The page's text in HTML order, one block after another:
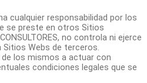
cualquier responsabilidad por los
se preste en otros Sitios
no controla ni ejerce
Sitios Webs de terceros.
los mismos a actuar con
condiciones legales que se